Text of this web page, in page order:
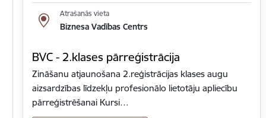
Atrašanās vieta
Biznesa Vadības Centrs
BVC - 2.klases pārreģistrācija
Zināšanu atjaunošana 2.reģistrācijas klases augu
aizsardzības līdzekļu profesionālo lietotāju apliecību
pārreģistrēšanai Kursi…